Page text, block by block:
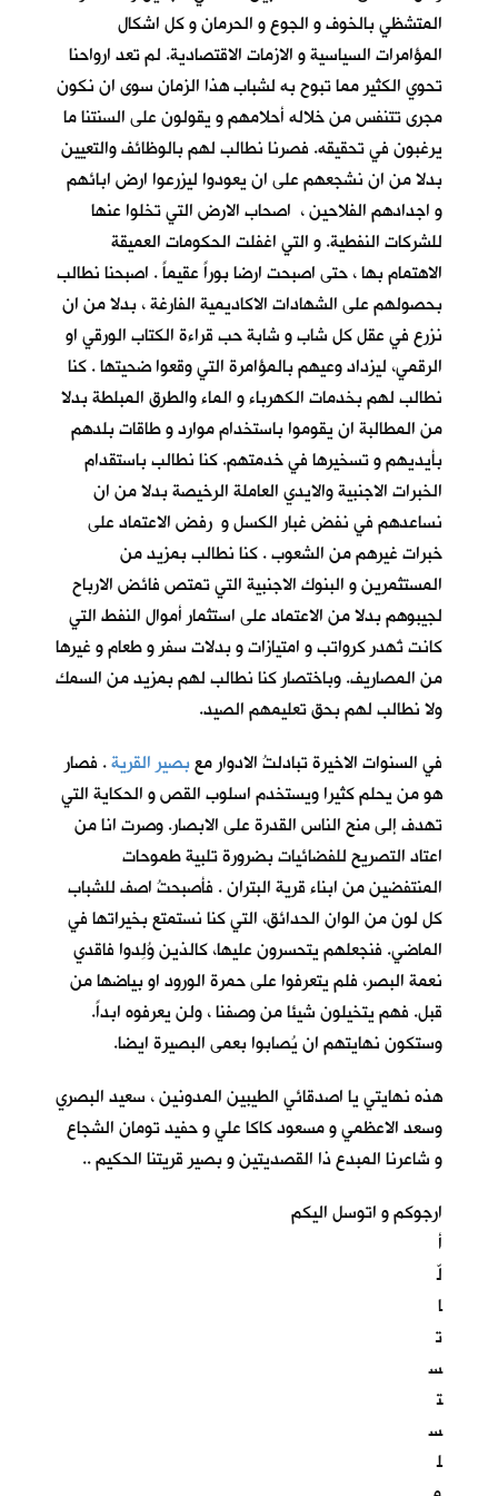
المتشظي بالخوف و الجوع و الحرمان و كل اشكال
المؤامرات السياسية و الازمات الاقتصادية. لم تعد ارواحنا
تحوي الكثير مما تبوح به لشباب هذا الزمان سوى ان نكون
مجرى تتنفس من خلاله أحلامهم و يقولون على السنتنا ما
يرغبون في تحقيقه. فصرنا نطالب لهم بالوظائف والتعيين
بدلا من ان نشجعهم على ان يعودوا ليزرعوا ارض ابائهم
و اجدادهم الفلاحين ، اصحاب الارض التي تخلوا عنها
للشركات النفطية. و التي اغفلت الحكومات العميقة
الاهتمام بها ، حتى اصبحت ارضا بوراً عقيماً . اصبحنا نطالب
بحصولهم على الشهادات الاكاديمية الفارغة ، بدلا من ان
نزرع في عقل كل شاب و شابة حب قراءة الكتاب الورقي او
الرقمي، ليزداد وعيهم بالمؤامرة التي وقعوا ضحيتها . كنا
نطالب لهم بخدمات الكهرباء و الماء والطرق المبلطة بدلا
من المطالبة ان يقوموا باستخدام موارد و طاقات بلدهم
بأيديهم و تسخيرها في خدمتهم. كنا نطالب باستقدام
الخبرات الاجنبية والايدي العاملة الرخيصة بدلا من ان
نساعدهم في نفض غبار الكسل و رفض الاعتماد على
خبرات غيرهم من الشعوب . كنا نطالب بمزيد من
المستثمرين و البنوك الاجنبية التي تمتص فائض الارباح
لجيبوهم بدلا من الاعتماد على استثمار أموال النفط التي
كانت تُهدر كرواتب و امتيازات و بدلات سفر و طعام و غيرها
من المصاريف. وباختصار كنا نطالب لهم بمزيد من السمك
ولا نطالب لهم بحق تعليمهم الصيد.
في السنوات الاخيرة تبادلتُ الادوار معبصير القرية. فصار
هو من يحلم كثيرا ويستخدم اسلوب القص و الحكاية التي
تهدف إلى منح الناس القدرة على الابصار. وصرت انا من
اعتاد التصريح للفضائيات بضرورة تلبية طموحات
المنتفضين من ابناء قرية البتران . فأصبحتُ اصف للشباب
كل لون من الوان الحدائق، التي كنا نستمتع بخيراتها في
الماضي. فنجعلهم يتحسرون عليها، كالذين وُلِدوا فاقدي
نعمة البصر، فلم يتعرفوا على حمرة الورود او بياضها من
قبل. فهم يتخيلون شيئا من وصفنا ، ولن يعرفوه ابداً.
وستكون نهايتهم ان يُصابوا بعمى البصيرة ايضا.
هذه نهايتي يا اصدقائي الطيبين المدونين ، سعيد البصري
وسعد الاعظمي و مسعود كاكا علي و حفيد تومان الشجاع
و شاعرنا المبدع ذا القصديتين و بصير قريتنا الحكيم ..
ارجوكم و اتوسل اليكم
أ
لّ
ا
ت
س
ت
س
ل